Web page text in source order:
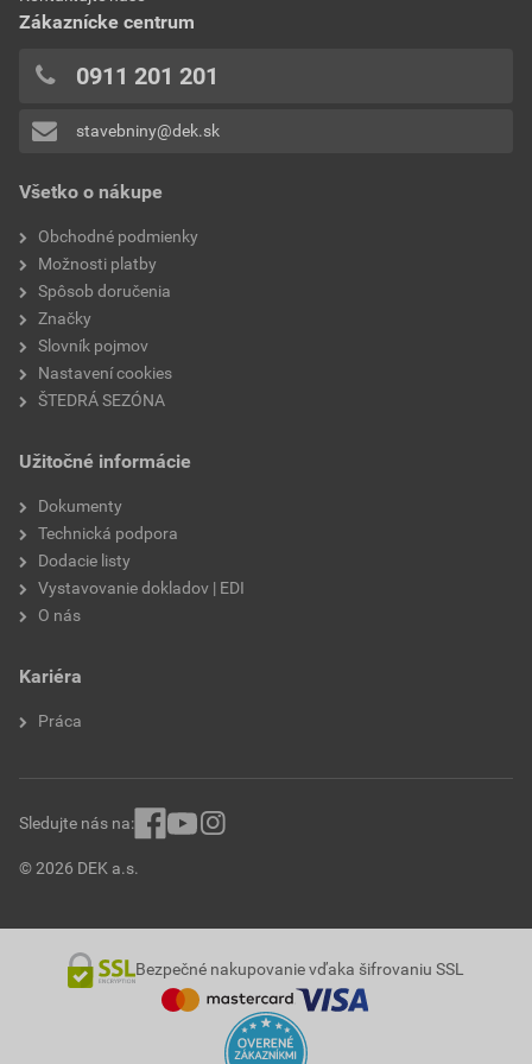
Pridávať hodnotenie môže iba prihlásený užívateľ.
Všetko o nákupe
Obchodné podmienky
Možnosti platby
Spôsob doručenia
Značky
Slovník pojmov
Nastavení cookies
ŠTEDRÁ SEZÓNA
Užitočné informácie
Dokumenty
Technická podpora
Dodacie listy
Vystavovanie dokladov | EDI
O nás
Kariéra
Práca
Zákaznícke centrum
0911 201 201
stavebniny@dek.sk
© 2026 DEK a.s.
Sledujte nás na:
Bezpečné nakupovanie vďaka šifrovaniu SSL